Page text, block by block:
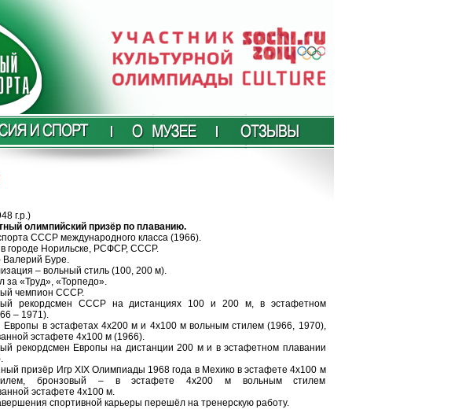
г.р.)
олимпийский призёр по плаванию.
СССР международного класса (1966).
городе Норильске, РСФСР, СССР.
Валерий Буре.
– вольный стиль (100, 200 м).
за «Труд», «Торпедо».
чемпион СССР.
рекордсмен СССР на дистанциях 100 и 200 м, в эстафетном
– 1971).
Европы в эстафетах 4х200 м и 4х100 м вольным стилем (1966, 1970),
эстафете 4х100 м (1966).
рекордсмен Европы на дистанции 200 м и в эстафетном плавании
призёр Игр XIX Олимпиады 1968 года в Мехико в эстафете 4х100 м
бронзовый – в эстафете 4х200 м вольным стилем
эстафете 4х100 м.
спортивной карьеры перешёл на тренерскую работу.